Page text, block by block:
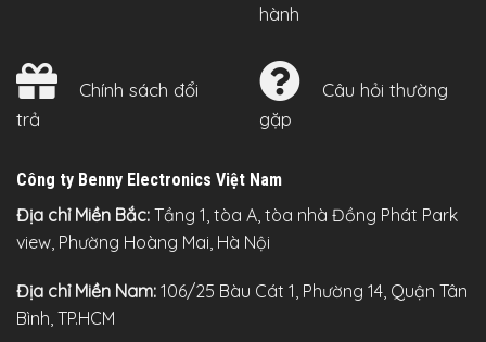
hành
Chính sách đổi
trả
Câu hỏi thường
gặp
Công ty Benny Electronics Việt Nam
Địa chỉ Miền Bắc: Tầng 1, tòa A, tòa nhà Đồng Phát Park
view, Phường Hoàng Mai, Hà Nội
Địa chỉ Miền Nam: 106/25 Bàu Cát 1, Phường 14, Quận Tân
Bình, TP.HCM